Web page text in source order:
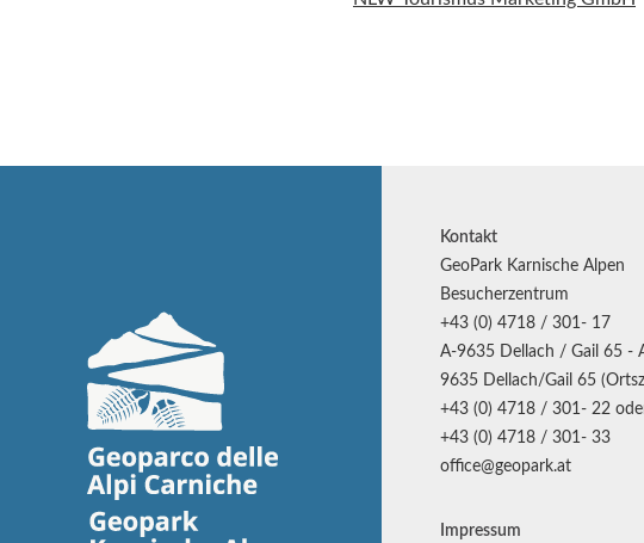
Kontakt
GeoPark Karnische Alpen
Besucherzentrum
+43 (0) 4718 / 301- 17
A-9635 Dellach / Gail 65 -
9635 Dellach/Gail 65
+43 (0) 4718 / 301- 22
+43 (0) 4718 / 301- 33
office@geopark.at
Impressum